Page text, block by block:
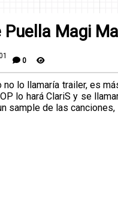
Puella Magi
0
no lo llamaría trailer, es
lo hará ClariS y se
sample de las